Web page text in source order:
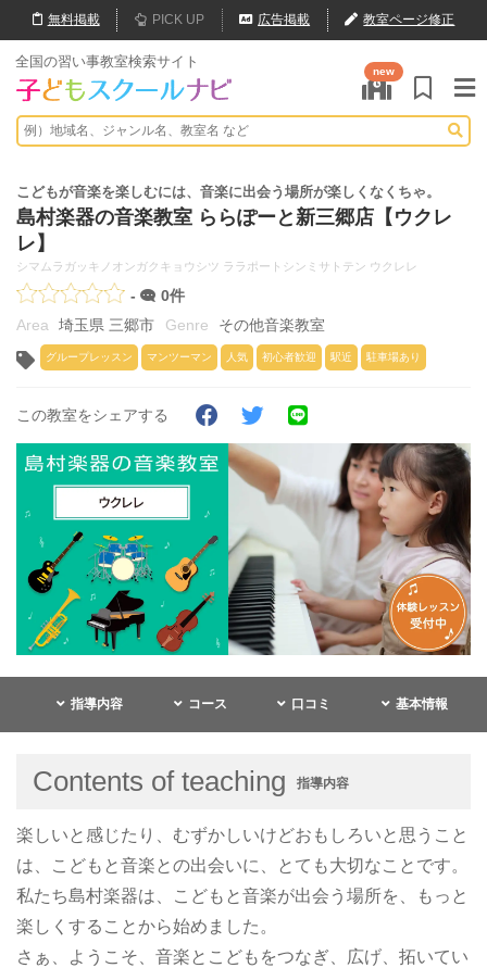
無料掲載 PICK UP 広告掲載 教室ページ修正
全国の習い事教室検索サイト
new
こどもが音楽を楽しむには、音楽に出会う場所が楽しくなくちゃ。
島村楽器の音楽教室 ららぽーと新三郷店【ウクレ
レ】
シマムラガッキノオンガクキョウシツ ララポートシンミサトテン ウクレレ
-
0件
埼玉県 三郷市
その他音楽教室
グループレッスン マンツーマン 人気 初心者歓迎 駅近 駐車場あり
この教室をシェアする
指導内容 コース 口コミ 基本情報
Contents of teaching 指導内容
楽しいと感じたり、むずかしいけどおもしろいと思うこと
は、こどもと音楽との出会いに、とても大切なことです。
私たち島村楽器は、こどもと音楽が出会う場所を、もっと
楽しくすることから始めました。
さぁ、ようこそ、音楽とこどもをつなぎ、広げ、拓いてい